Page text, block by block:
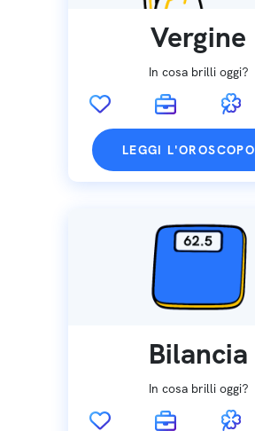
Vergine
In cosa brilli oggi?
LEGGI L'OROSCOPO
Bilancia
In cosa brilli oggi?